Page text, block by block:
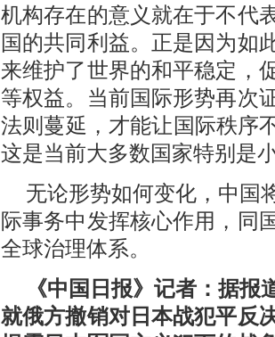
机构存在的意义就在于不代
国的共同利益。正是因为如
来维护了世界的和平稳定，
等权益。当前国际形势再次
法则蔓延，才能让国际秩序
这是当前大多数国家特别是
无论形势如何变化，中国
际事务中发挥核心作用，同
全球治理体系。
《中国日报》记者：据
就俄方撤销对日本战犯平反